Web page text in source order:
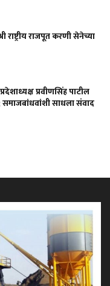
राजपूत करणी सेनेच्या
प्रवीणसिंह पाटील
साधला संवाद